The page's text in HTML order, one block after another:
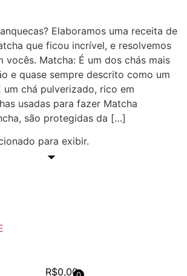
Elaboramos uma receita de
que ficou incrível, e resolvemos
vocês. Matcha: É um dos chás mais
e quase sempre descrito como um
um chá pulverizado, rico em
usadas para fazer Matcha
são protegidas da […]
para exibir.
R$0,00